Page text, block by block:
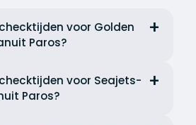
voor Golden
Paros?
voor Seajets-
Paros?